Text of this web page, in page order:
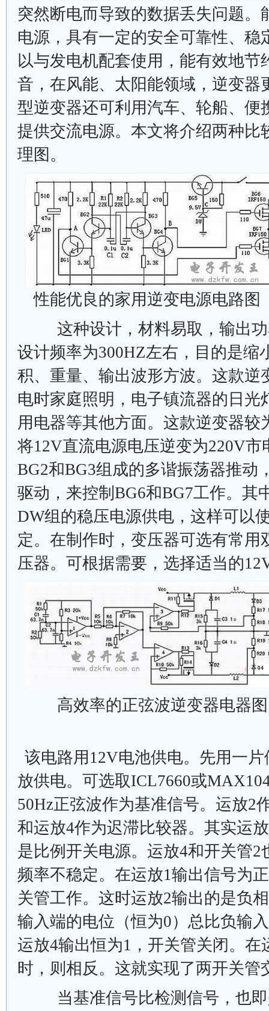
突然断电而导致的数据丢失问题。
电源，具有一定的安全可靠性、稳
以与发电机配套使用，能有效地节
音，在风能、太阳能领域，逆变器
型逆变器还可利用汽车、轮船、便
提供交流电源。本文将介绍两种比
理图。
性能优良的家用逆变电源电路图
这种设计，材料易取，输出功
设计频率为300HZ左右，目的是缩
积、重量、输出波形方波。这款逆
电时家庭照明，电子镇流器的日光
用电器等其他方面。这款逆变器较
将12V直流电源电压逆变为220V市
BG2和BG3组成的多谐振荡器推动
驱动，来控制BG6和BG7工作。其
DW组的稳压电源供电，这样可以
定。在制作时，变压器可选有常用
压器。可根据需要，选择适当的
高效率的正弦波逆变器电器图
该电路用12V电池供电。先用一
放供电。可选取ICL7660或
50Hz正弦波作为基准信号。运放2
和运放4作为迟滞比较器。其实运
是比例开关电源。运放4和开关管2
频率不稳定。在运放1输出信号为
关管工作。这时运放2输出的是负
输入端的电位（恒为0）总比负输
运放4输出恒为1，开关管关闭。在
时，则相反。这就实现了两开关管
当基准信号比检测信号，也即